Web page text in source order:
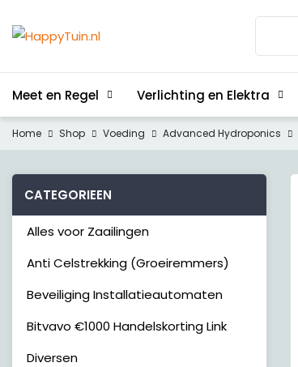
Meet en Regel Verlichting en Elektra
Home Shop Voeding Advanced Hydroponics
CATEGORIEEN
Alles voor Zaailingen
Anti Celstrekking (Groeiremmers)
Beveiliging Installatieautomaten
Bitvavo €1000 Handelskorting Link
Diversen